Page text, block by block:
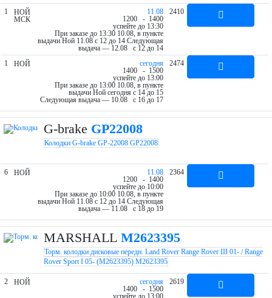
1
НОЙ
МСК
11.08
1200 - 1400
успейте до 13:30
При заказе до 13:30 10.08, в пункте
выдачи Ной 11.08 c 12 до 14 Следующая
выдача — 12.08 c 12 до 14
2410
1 НОЙ
cегодня
1400 - 1500
успейте до 13:00
При заказе до 13:00 10.08, в пункте
выдачи Ной cегодня c 14 до 15
Следующая выдача — 10.08 c 16 до 17
2474
G-brake GP22008
Колодки G-brake GP-22008 GP22008
6 НОЙ
11.08
1200 - 1400
успейте до 10:00
При заказе до 10:00 10.08, в пункте
выдачи Ной 11.08 c 12 до 14 Следующая
выдача — 11.08 c 18 до 19
2364
MARSHALL M2623395
Торм. колодки дисковые передн. Land Rover Range Rover III 01- / Range
Rover Sport I 05- (M2623395) M2623395
2 НОЙ
cегодня
1400 - 1500
успейте до 13:00
2619